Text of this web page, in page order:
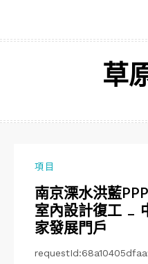
主
草
項目
南京溧水洪藍
室內設計復工 _
家發展門戶